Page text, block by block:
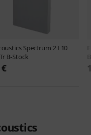
Spectrum 2 L10
B-Stock